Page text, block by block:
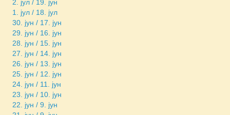
2. јул / 19. јун
1. јул / 18. јул
30. јун / 17. јун
29. јун / 16. јун
28. јун / 15. јун
27. јун / 14. јун
26. јун / 13. јун
25. јун / 12. јун
24. јун / 11. јун
23. јун / 10. јун
22. јун / 9. јун